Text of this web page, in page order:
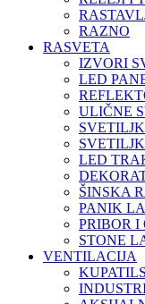
RAZNO
RASVETA
IZVORI
LED
ULIČNE
LED
ŠINSKA
PANIK
PRIBOR I
STONE
VENTILACIJA